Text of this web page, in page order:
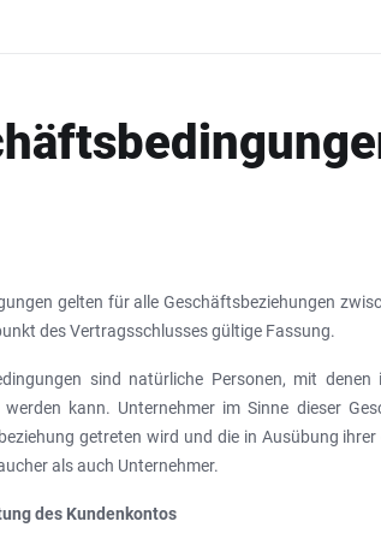
gelten für alle Geschäftsbeziehungen
des Vertragsschlusses gültige Fassung.
sind natürliche Personen, mit
kann. Unternehmer im Sinne dieser
getreten wird und die in Ausübung
als auch Unternehmer.
des Kundenkontos